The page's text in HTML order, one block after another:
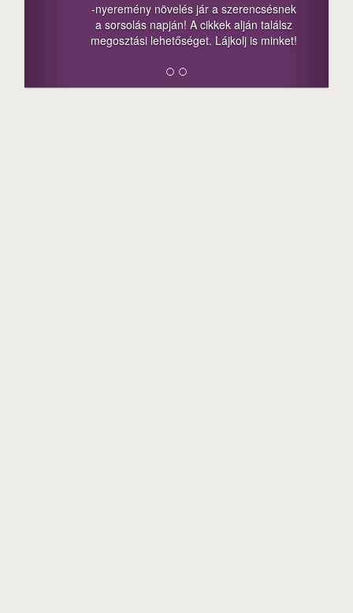
-nyeremény növelés jár a szerencsésnek
a sorsolás napján! A cikkek alján találsz
megosztási lehetőséget. Lájkolj is minket!